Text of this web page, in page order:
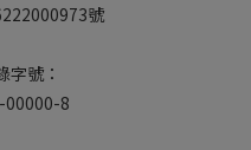
號
字號：
00000-8